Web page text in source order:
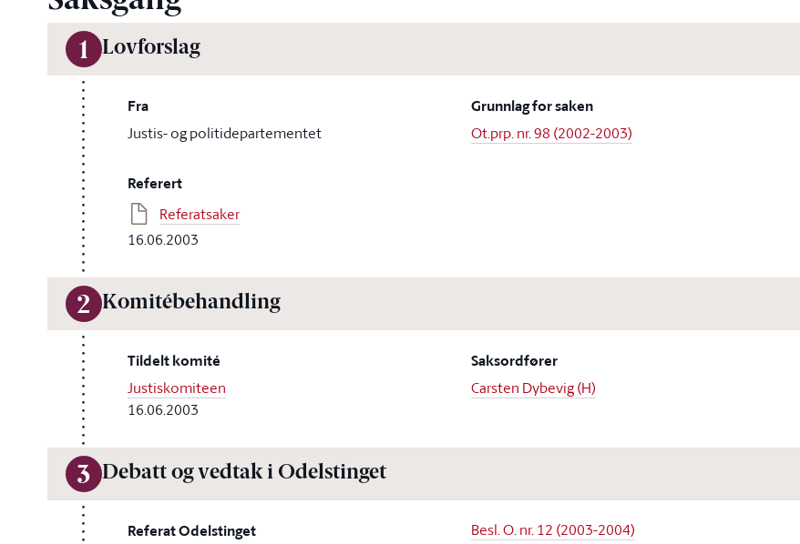
1 Lovforslag
Fra
Justis- og politidepartementet
Grunnlag for saken
Ot.prp. nr. 98 (2002-2003)
Referert
Referatsaker
16.06.2003
2 Komitébehandling
Tildelt komité
Justiskomiteen
16.06.2003
Saksordfører
Carsten Dybevig (H)
3 Debatt og vedtak i Odelstinget
Referat Odelstinget Besl. O. nr. 12 (2003-2004)